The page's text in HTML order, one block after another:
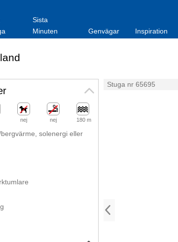
Sista
Minuten
Genvägar Inspiration
Stuga nr 65695
nej nej 180 m
solenergi eller